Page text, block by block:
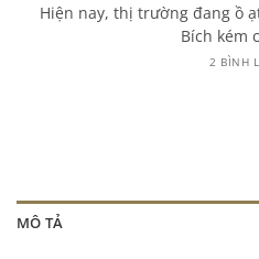
Hiện nay, thị trường đang ồ
Bích kém
2 BÌNH
MÔ TẢ